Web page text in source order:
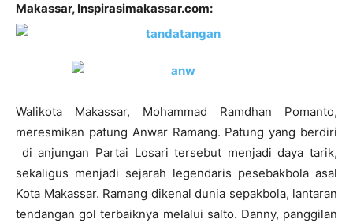
Makassar, Inspirasimakassar.com:
Walikota Makassar, Mohammad Ramdhan Pomanto,
meresmikan patung Anwar Ramang. Patung yang berdiri
di anjungan Partai Losari tersebut menjadi daya tarik,
sekaligus menjadi sejarah legendaris pesebakbola asal
Kota Makassar. Ramang dikenal dunia sepakbola, lantaran
tendangan gol terbaiknya melalui salto. Danny, panggilan